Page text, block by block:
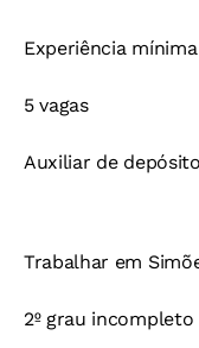
Experiência
5 vagas
Auxiliar de depósito
Trabalhar em
2º grau incompleto